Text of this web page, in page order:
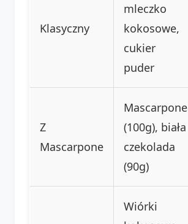
Klasyczny
mleczko
kokosowe,
cukier
puder
Z
Mascarpone
Mascarpone
(100g), biała
czekolada
(90g)
Wiórki